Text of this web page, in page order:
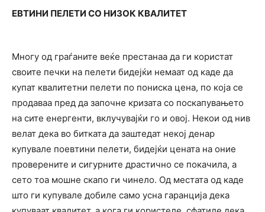
ЕВТИНИ ПЕЛЕТИ СО НИЗОК КВАЛИТЕТ
Многу од граѓаните веќе престанаа да ги користат
своите печки на пелети бидејќи немаат од каде да
купат квалитетни пелети по пониска цена, по која се
продаваа пред да започне кризата со поскапувањето
на сите енергенти, вклучувајќи го и овој. Некои од нив
велат дека во битката да заштедат некој денар
купувале поевтини пелети, бидејќи цената на оние
проверените и сигурните драстично се покачила, а
сето тоа мошне скапо ги чинело. Од местата од каде
што ги купувале добиле само усна гаранција дека